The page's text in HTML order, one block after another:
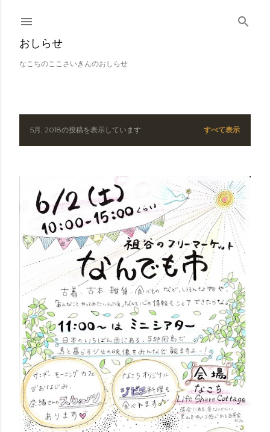
スキップしてメイン コンテンツに移動
おしらせ
なこちのここさいきんのおしらせ
投5月, 2018の投稿を表示しています すべて表示